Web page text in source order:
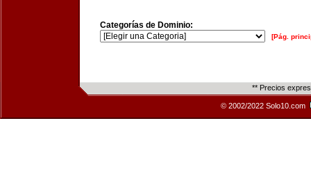
Categorías de Dominio:
[Pág.
** Precios
© 2002/2022 Solo10.com